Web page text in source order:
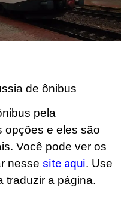
de ônibus
pela
opções e eles são
Você pode ver os
nesse site aqui. Use
traduzir a página.